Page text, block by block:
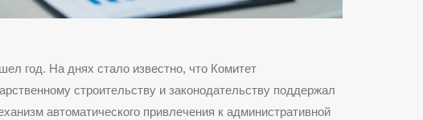
год. На днях стало известно, что Комитет
строительству и законодательству поддержал
автоматического привлечения к административной